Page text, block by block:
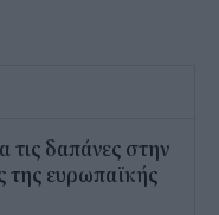
τις δαπάνες στην
της ευρωπαϊκής